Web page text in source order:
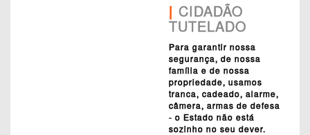
| CIDADÃO
TUTELADO
Para garantir nossa
segurança, de nossa
família e de nossa
propriedade, usamos
tranca, cadeado, alarme,
câmera, armas de defesa
- o Estado não está
sozinho no seu dever.